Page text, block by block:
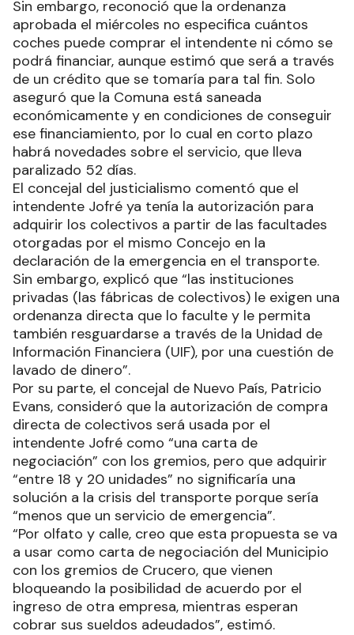
Sin embargo, reconoció que la ordenanza
aprobada el miércoles no especifica cuántos
coches puede comprar el intendente ni cómo se
podrá financiar, aunque estimó que será a través
de un crédito que se tomaría para tal fin. Solo
aseguró que la Comuna está saneada
económicamente y en condiciones de conseguir
ese financiamiento, por lo cual en corto plazo
habrá novedades sobre el servicio, que lleva
paralizado 52 días.
El concejal del justicialismo comentó que el
intendente Jofré ya tenía la autorización para
adquirir los colectivos a partir de las facultades
otorgadas por el mismo Concejo en la
declaración de la emergencia en el transporte.
Sin embargo, explicó que “las instituciones
privadas (las fábricas de colectivos) le exigen una
ordenanza directa que lo faculte y le permita
también resguardarse a través de la Unidad de
Información Financiera (UIF), por una cuestión de
lavado de dinero”.
Por su parte, el concejal de Nuevo País, Patricio
Evans, consideró que la autorización de compra
directa de colectivos será usada por el
intendente Jofré como “una carta de
negociación” con los gremios, pero que adquirir
“entre 18 y 20 unidades” no significaría una
solución a la crisis del transporte porque sería
“menos que un servicio de emergencia”.
“Por olfato y calle, creo que esta propuesta se va
a usar como carta de negociación del Municipio
con los gremios de Crucero, que vienen
bloqueando la posibilidad de acuerdo por el
ingreso de otra empresa, mientras esperan
cobrar sus sueldos adeudados”, estimó.